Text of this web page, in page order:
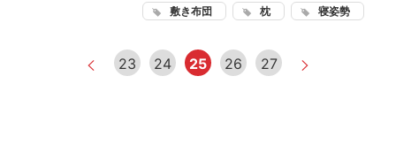
敷き布団 枕 寝姿勢
23 24 25 26 27